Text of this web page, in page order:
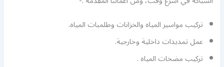
تركيب مواسير المياه والخزانات وطلمبات المياه.
عمل تمديدات داخلية وخارجية.
تركيب مضخات المياه .